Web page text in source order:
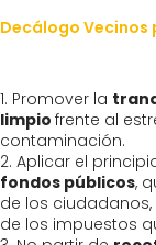
Decálogo Vecinos
1. Promover la
limpio frente al
contaminación.
2. Aplicar el
fondos públicos,
de los
de los impuestos